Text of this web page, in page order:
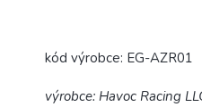
kód výrobce: EG-AZR01
výrobce: Havoc Racing